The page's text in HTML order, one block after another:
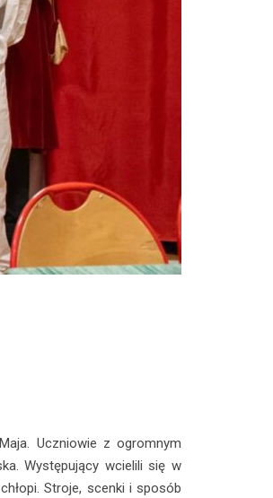
Uczniowie z ogromnym
Występujący wcielili się w
Stroje, scenki i sposób